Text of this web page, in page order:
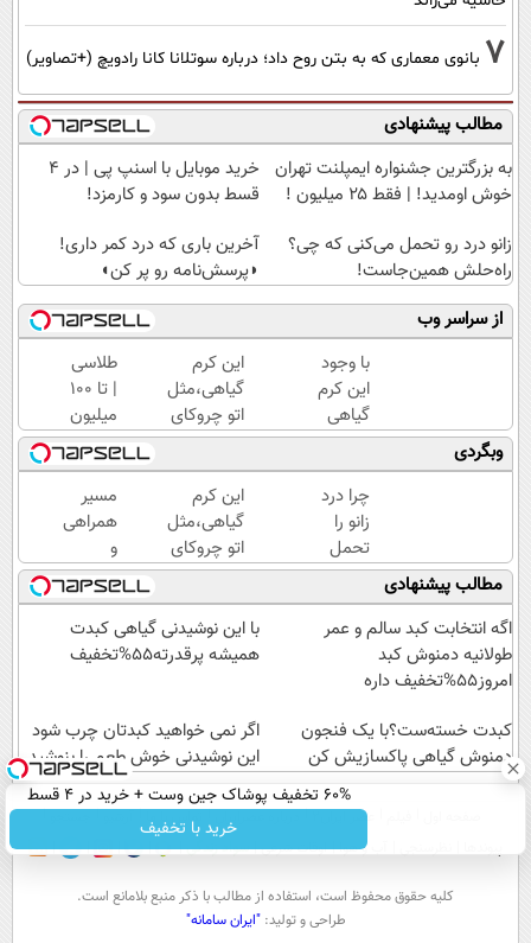
7 بانوی معماری که به بتن روح داد؛ درباره سوتلانا کانا رادویچ (+تصاویر)
مطالب پیشنهادی
به بزرگترین جشنواره ایمپلنت تهران
خوش اومدید! | فقط ۲۵ میلیون !
خرید موبایل با اسنپ پی | در ۴
قسط بدون سود و کارمزد!
زانو درد رو تحمل می‌کنی که چی؟
راه‌حلش همین‌جاست!
آخرین باری که درد کمر داری!
◗پرسش‌نامه رو پر کن◖
از سراسر وب
با وجود
این کرم
گیاهی
دیگه
دور
بوتاکس
خط
قرمز
بکش!
این کرم
گیاهی،مثل
اتو چروکای
پوستتوصاف
میکنه!50%تخفیف
طلاسی
| تا 100
میلیون
وام
آنی
خرید
طلا💰
ثبت
نام
کن!
وبگردی
چرا درد
زانو را
تحمل
می‌کنی؟
خیلی
ساده
درمانش
این کرم
گیاهی،مثل
اتو چروکای
پوستتوصاف
میکنه!50%تخفیف
مسیر
همراهی
و
گزارش
عملکرد
گروه
اسنپ
مطالب پیشنهادی
اگه انتخابت کبد سالم و عمر
طولانیه دمنوش کبد
امروز55%تخفیف داره
با این نوشیدنی گیاهی کبدت
همیشه پرقدرته55%تخفیف
کبدت خسته‌ست؟با یک فنجون
دمنوش گیاهی پاکسازیش کن
اگر نمی خواهید کبدتان چرب شود
این نوشیدنی خوش طعم را بنوشید
60% تخفیف پوشاک جین وست + خرید در 4 قسط
خرید با تخفیف
عصر ایران۲ درباره عصرایران تماس با ما
آب و هوا اوقات شرعی سواد زندگی
كليه حقوق محفوظ است، استفاده از مطالب با ذكر منبع بلامانع است.
طراحی و تولید:"ایران سامانه"